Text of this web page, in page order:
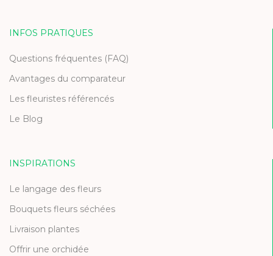
INFOS PRATIQUES
Questions fréquentes (FAQ)
Avantages du comparateur
Les fleuristes référencés
Le Blog
INSPIRATIONS
Le langage des fleurs
Bouquets fleurs séchées
Livraison plantes
Offrir une orchidée